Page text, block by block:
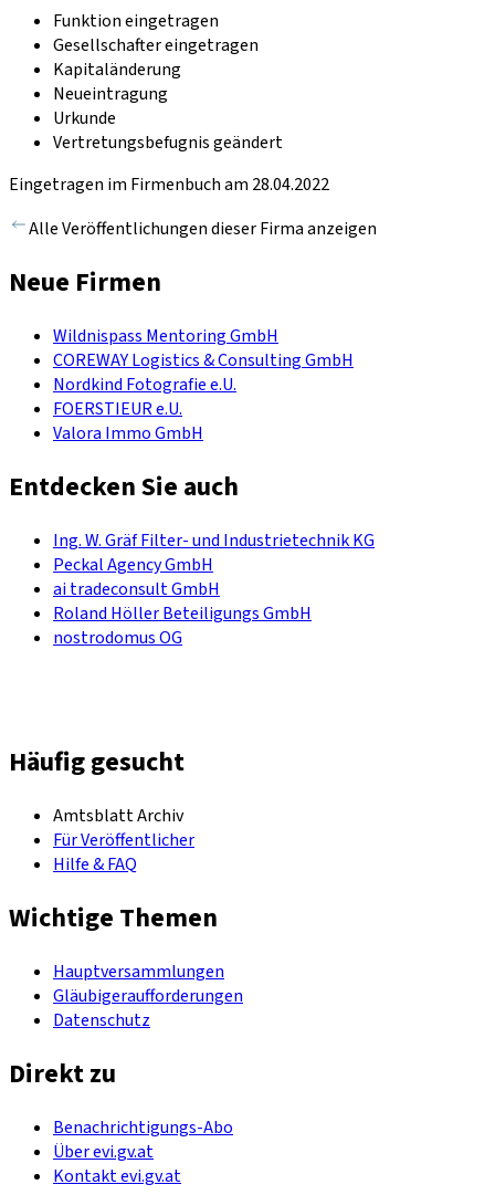
Funktion eingetragen
Gesellschafter eingetragen
Kapitaländerung
Neueintragung
Urkunde
Vertretungsbefugnis geändert
Eingetragen im Firmenbuch am 28.04.2022
Alle Veröffentlichungen dieser Firma anzeigen
Neue Firmen
Wildnispass Mentoring GmbH
COREWAY Logistics & Consulting GmbH
Nordkind Fotografie e.U.
FOERSTIEUR e.U.
Valora Immo GmbH
Entdecken Sie auch
Ing. W. Gräf Filter- und Industrietechnik KG
Peckal Agency GmbH
ai tradeconsult GmbH
Roland Höller Beteiligungs GmbH
nostrodomus OG
Häufig gesucht
Amtsblatt Archiv
Für Veröffentlicher
Hilfe & FAQ
Wichtige Themen
Hauptversammlungen
Gläubigeraufforderungen
Datenschutz
Direkt zu
Benachrichtigungs-Abo
Über evi.gv.at
Kontakt evi.gv.at